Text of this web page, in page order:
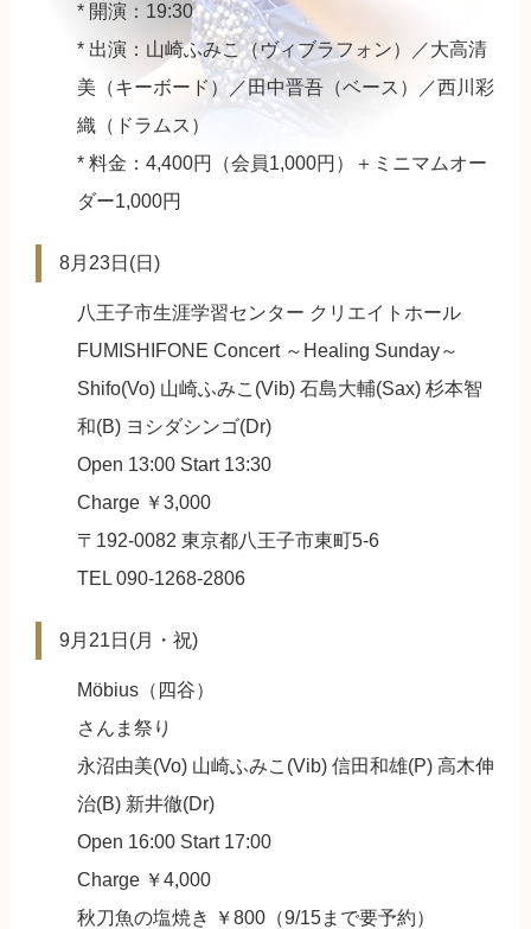
* 開演：19:30
* 出演：山崎ふみこ（ヴィブラフォン）／大高清
美（キーボード）／田中晋吾（ベース）／西川彩
織（ドラムス）
* 料金：4,400円（会員1,000円）＋ミニマムオー
ダー1,000円
8月23日(日)
八王子市生涯学習センター クリエイトホール
FUMISHIFONE Concert ～Healing Sunday～
Shifo(Vo) 山崎ふみこ(Vib) 石島大輔(Sax) 杉本智
和(B) ヨシダシンゴ(Dr)
Open 13:00 Start 13:30
Charge ￥3,000
〒192-0082 東京都八王子市東町5-6
TEL 090-1268-2806
9月21日(月・祝)
Möbius（四谷）
さんま祭り
永沼由美(Vo) 山崎ふみこ(Vib) 信田和雄(P) 高木伸
治(B) 新井徹(Dr)
Open 16:00 Start 17:00
Charge ￥4,000
秋刀魚の塩焼き ￥800（9/15まで要予約）